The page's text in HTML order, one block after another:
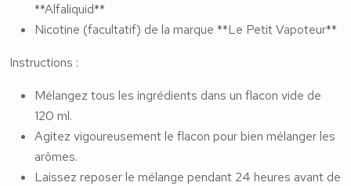
**Alfaliquid**
Nicotine (facultatif) de la marque **Le Petit Vapoteur**
Instructions :
Mélangez tous les ingrédients dans un flacon vide de
120 ml.
Agitez vigoureusement le flacon pour bien mélanger les
arômes.
Laissez reposer le mélange pendant 24 heures avant de